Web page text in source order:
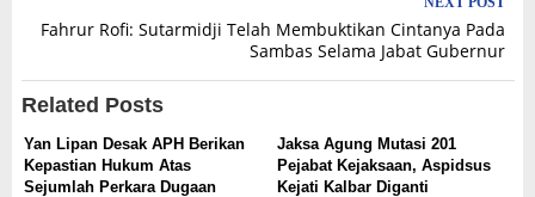
Fahrur Rofi: Sutarmidji Telah Membuktikan Cintanya Pada
Sambas Selama Jabat Gubernur
Related Posts
Yan Lipan Desak APH Berikan
Kepastian Hukum Atas
Sejumlah Perkara Dugaan
Jaksa Agung Mutasi 201
Pejabat Kejaksaan, Aspidsus
Kejati Kalbar Diganti